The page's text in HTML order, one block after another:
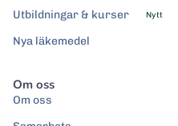
Utbildningar & kurser
Nytt
Nya läkemedel
Om oss
Om oss